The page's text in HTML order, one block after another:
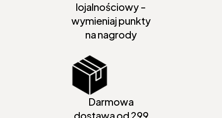
lojalnościowy -
wymieniaj punkty
na nagrody
Darmowa
dostawa od 299